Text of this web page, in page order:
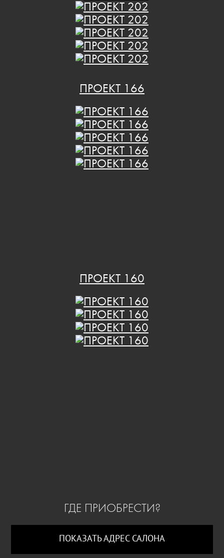
ПРОЕКТ 166
ПРОЕКТ 160
ГДЕ ПРИОБРЕСТИ?
ПОКАЗАТЬ АДРЕС САЛОНА